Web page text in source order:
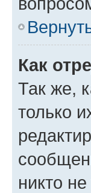
Как
Так же,
только
никто